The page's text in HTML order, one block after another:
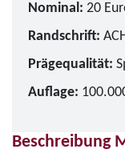
Nominal: 20
Randschrift:
Prägequalität:
Auflage:
Beschreibung